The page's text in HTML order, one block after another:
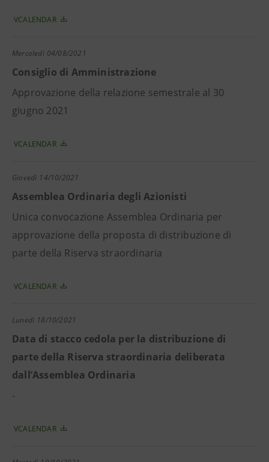
VCALENDAR
Mercoledì 04/08/2021
Consiglio di Amministrazione
Approvazione della relazione semestrale al 30
giugno 2021
VCALENDAR
Giovedì 14/10/2021
Assemblea Ordinaria degli Azionisti
Unica convocazione Assemblea Ordinaria per
approvazione della proposta di distribuzione di
parte della Riserva straordinaria
VCALENDAR
Lunedì 18/10/2021
Data di stacco cedola per la distribuzione di
parte della Riserva straordinaria deliberata
dall’Assemblea Ordinaria
-
VCALENDAR